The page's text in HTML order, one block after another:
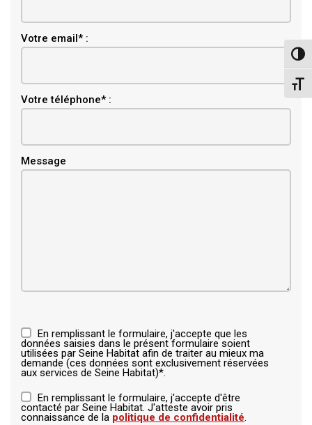
Votre email* :
Votre téléphone* :
Message
En remplissant le formulaire, j'accepte que les
données saisies dans le présent formulaire soient
utilisées par Seine Habitat afin de traiter au mieux ma
demande (ces données sont exclusivement réservées
aux services de Seine Habitat)*.
En remplissant le formulaire, j'accepte d'être
contacté par Seine Habitat. J'atteste avoir pris
connaissance de la politique de confidentialité.